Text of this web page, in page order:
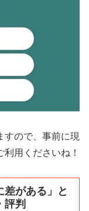
すので、事前に現
用くださいね！
差がある」と
評判